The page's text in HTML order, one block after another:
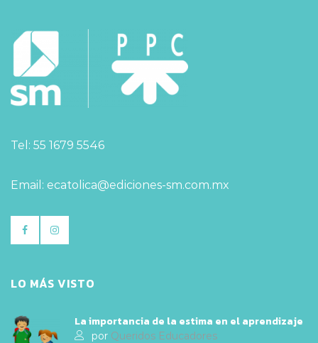
Tel: 55 1679 5546
Email: ecatolica@ediciones-sm.com.mx
LO MÁS VISTO
La importancia de la estima en el aprendizaje
por Queridos Educadores